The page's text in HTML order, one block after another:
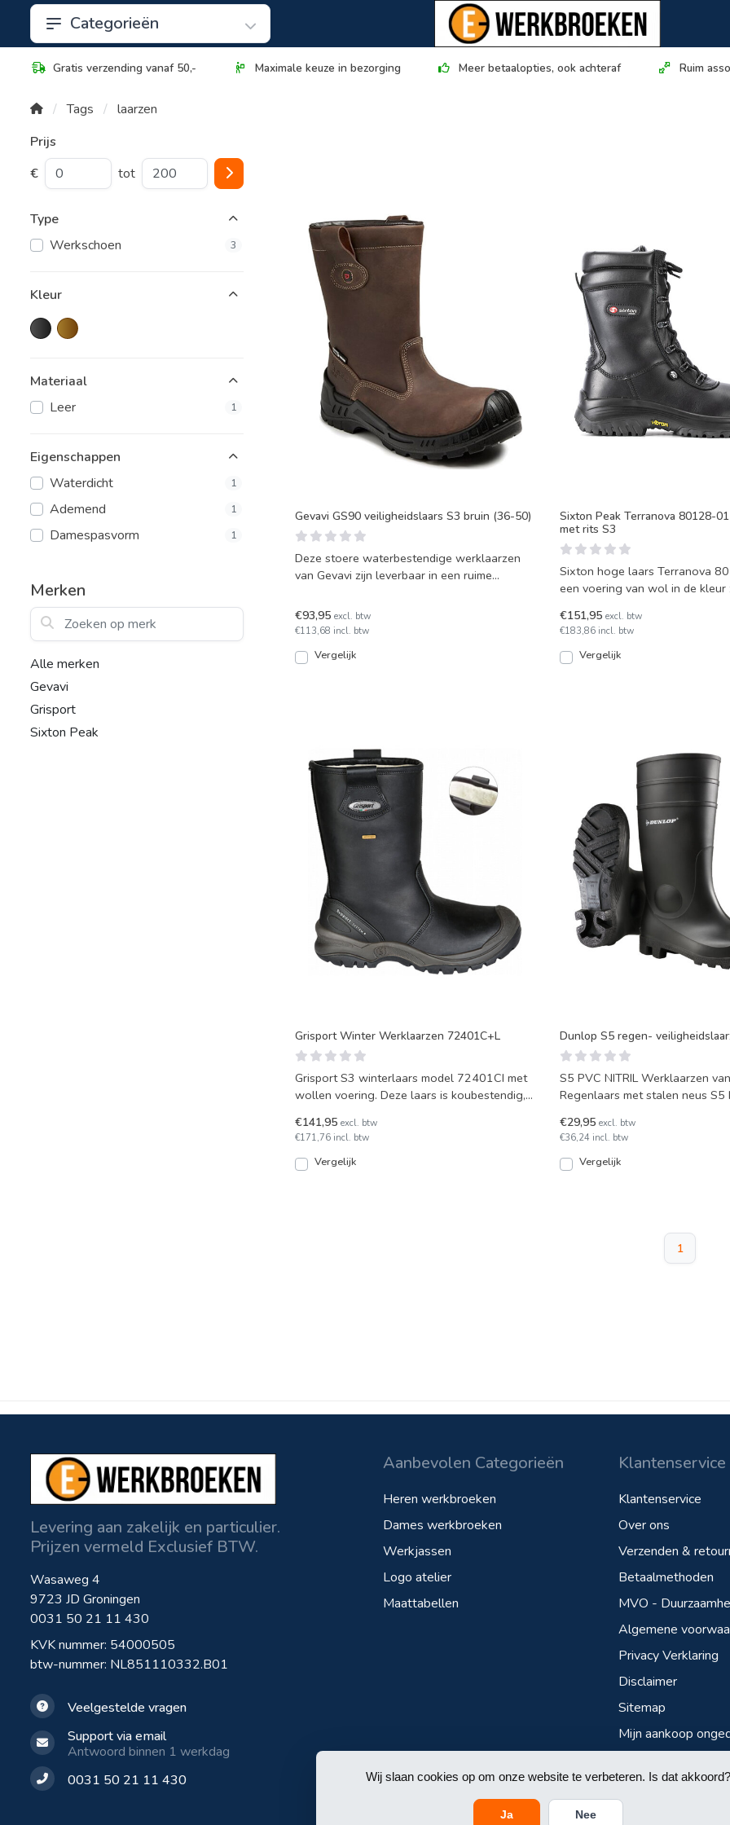
Wij slaan cookies op om onze website te verbeteren. Is dat akkoord?
Ja Nee
Categorieën
Gratis verzending vanaf 50,- Maximale keuze in bezorging Meer betaalopties, ook achteraf Ruim
Tags
laarzen
Prijs
€
tot
Type
Werkschoen
3
Kleur
Materiaal
Leer
1
Eigenschappen
Waterdicht
1
Ademend 1
Damespasvorm 1
Merken
Zoeken op merk
Alle merken
Gevavi
Grisport
Sixton Peak
Gevavi GS90 veiligheidslaars S3 bruin (36-50)
Deze stoere waterbestendige werklaarzen
van Gevavi zijn leverbaar in een ruime
€93,95 excl. btw
€113,68 incl. btw
Vergelijk
Sixton Peak Terranova 80128-
met rits S3
Sixton hoge laars Terranova
een voering van wol in de
€151,95 excl. btw
€183,86 incl. btw
Vergelijk
Grisport Winter Werklaarzen 72401C+L
Grisport S3 winterlaars model 72401CI met
wollen voering. Deze laars is koubestendig,
€141,95 excl. btw
€171,76 incl. btw
Vergelijk
Dunlop S5 regen-
S5 PVC NITRIL Werklaarzen van Dunlop.
Regenlaars met stalen neus S5
€29,95 excl. btw
€36,24 incl. btw
Vergelijk
1
Levering aan zakelijk en particulier.
Prijzen vermeld Exclusief BTW.
Wasaweg 4
9723 JD Groningen
0031 50 21 11 430
KVK nummer: 54000505
btw-nummer: NL851110332.B01
Veelgestelde vragen
Support via email
Antwoord binnen 1 werkdag
0031 50 21 11 430
Aanbevolen Categorieën
Heren werkbroeken
Dames werkbroeken
Werkjassen
Logo atelier
Maattabellen
Klantenservice
Klantenservice
Over ons
Verzenden &
Betaalmethoden
MVO -
Algemene
Privacy Verklaring
Disclaimer
Sitemap
Mijn aankoop